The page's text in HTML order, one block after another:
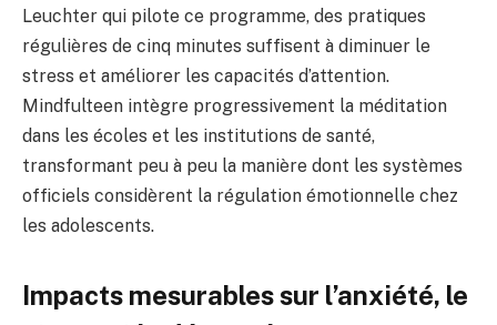
Leuchter qui pilote ce programme, des pratiques
régulières de cinq minutes suffisent à diminuer le
stress et améliorer les capacités d’attention.
Mindfulteen intègre progressivement la méditation
dans les écoles et les institutions de santé,
transformant peu à peu la manière dont les systèmes
officiels considèrent la régulation émotionnelle chez
les adolescents.
Impacts mesurables sur l’anxiété, le